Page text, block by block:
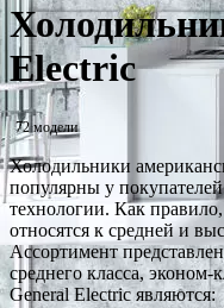
Electric
72 модели
Холодильники
популярны у
технологии. Как
относятся к средней и
Ассортимент
среднего класса,
General Electric являются: